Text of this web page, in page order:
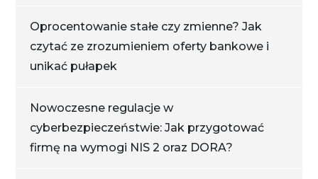
Oprocentowanie stałe czy zmienne? Jak
czytać ze zrozumieniem oferty bankowe i
unikać pułapek
Nowoczesne regulacje w
cyberbezpieczeństwie: Jak przygotować
firmę na wymogi NIS 2 oraz DORA?